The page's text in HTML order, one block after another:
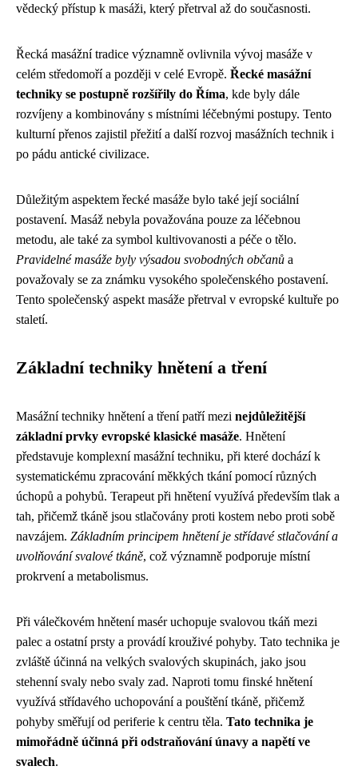
vědecký přístup k masáži, který přetrval až do současnosti.
Řecká masážní tradice významně ovlivnila vývoj masáže v
celém středomoří a později v celé Evropě. Řecké masážní
techniky se postupně rozšířily do Říma, kde byly dále
rozvíjeny a kombinovány s místními léčebnými postupy. Tento
kulturní přenos zajistil přežití a další rozvoj masážních technik i
po pádu antické civilizace.
Důležitým aspektem řecké masáže bylo také její sociální
postavení. Masáž nebyla považována pouze za léčebnou
metodu, ale také za symbol kultivovanosti a péče o tělo.
Pravidelné masáže byly výsadou svobodných občanů a
považovaly se za známku vysokého společenského postavení.
Tento společenský aspekt masáže přetrval v evropské kultuře po
staletí.
Základní techniky hnětení a tření
Masážní techniky hnětení a tření patří mezi nejdůležitější
základní prvky evropské klasické masáže. Hnětení
představuje komplexní masážní techniku, při které dochází k
systematickému zpracování měkkých tkání pomocí různých
úchopů a pohybů. Terapeut při hnětení využívá především tlak a
tah, přičemž tkáně jsou stlačovány proti kostem nebo proti sobě
navzájem. Základním principem hnětení je střídavé stlačování a
uvolňování svalové tkáně, což významně podporuje místní
prokrvení a metabolismus.
Při válečkovém hnětení masér uchopuje svalovou tkáň mezi
palec a ostatní prsty a provádí krouživé pohyby. Tato technika je
zvláště účinná na velkých svalových skupinách, jako jsou
stehenní svaly nebo svaly zad. Naproti tomu finské hnětení
využívá střídavého uchopování a pouštění tkáně, přičemž
pohyby směřují od periferie k centru těla. Tato technika je
mimořádně účinná při odstraňování únavy a napětí ve
svalech.